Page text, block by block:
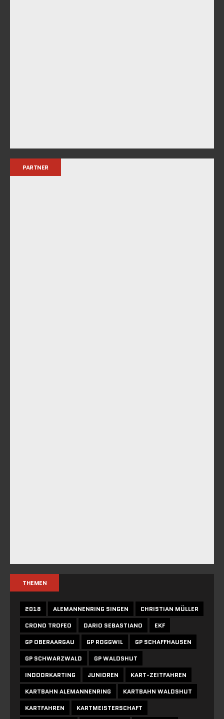
PARTNER
THEMEN
2018 ALEMANNENRING SINGEN
CHRISTIAN MÜLLER
CRONO TROFEO
DARIO SEBASTIANO
EKF
GP OBERAARGAU
GP ROGGWIL
GP SCHAFFHAUSEN
GP SCHWARZWALD
GP WALDSHUT
INDOORKARTING
JUNIOREN
KART-ZEITFAHREN
KARTBAHN ALEMANNENRING
KARTBAHN WALDSHUT
KARTFAHREN
KARTMEISTERSCHAFT